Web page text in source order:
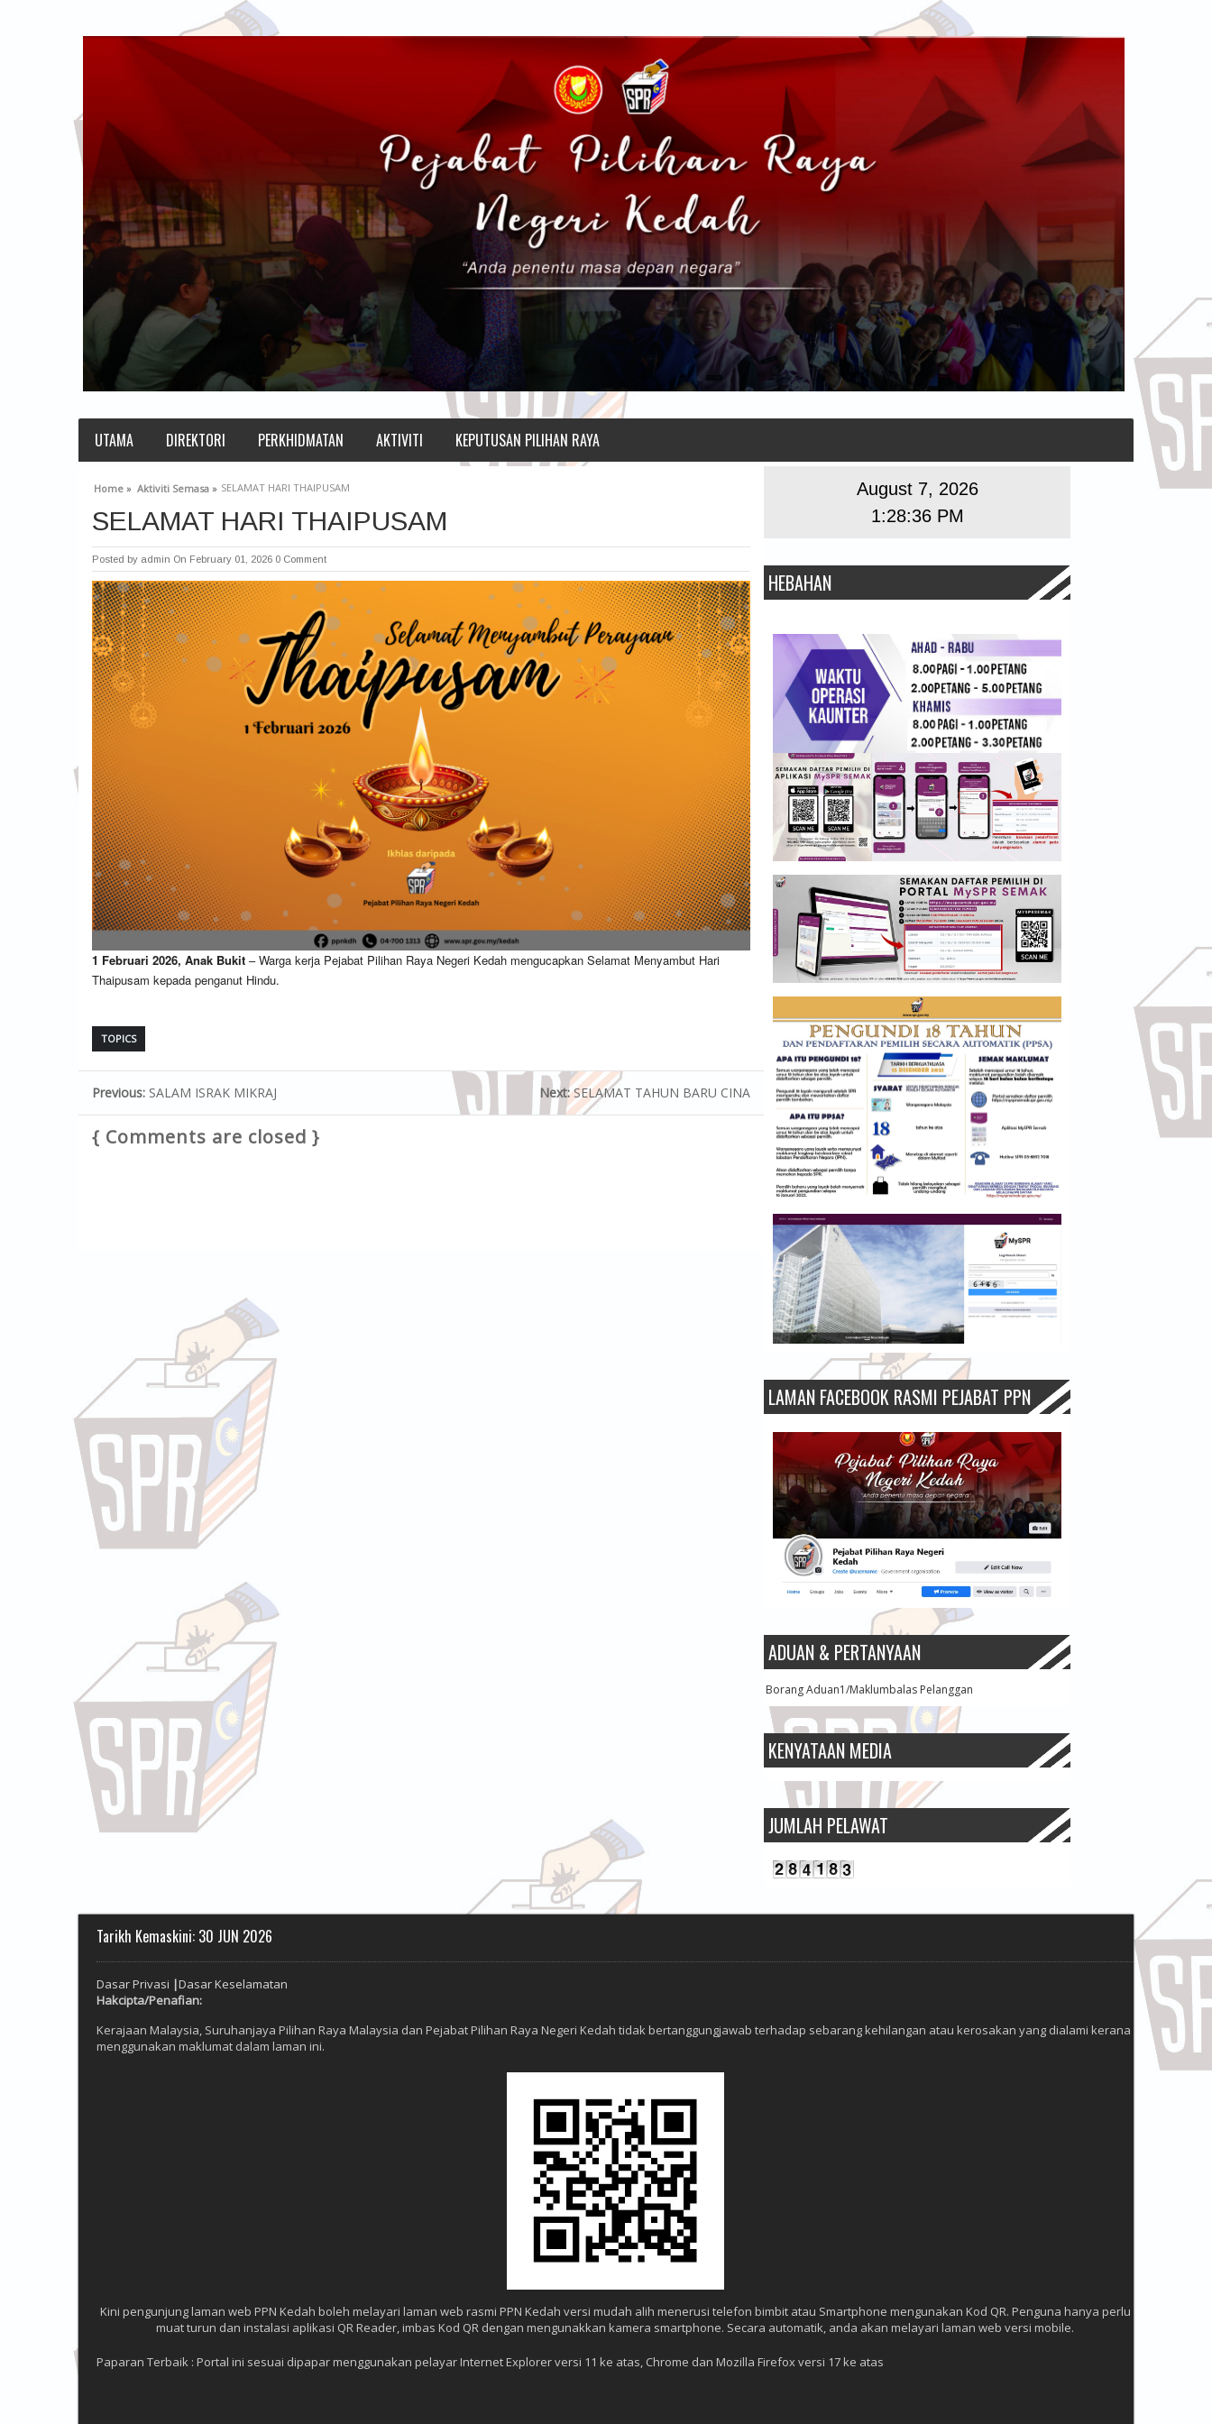
UTAMA DIREKTORI PERKHIDMATAN AKTIVITI KEPUTUSAN PILIHAN RAYA
Home » Aktiviti Semasa » SELAMAT HARI THAIPUSAM
SELAMAT HARI THAIPUSAM
Posted by admin On February 01, 2026 0 Comment
1 Februari 2026, Anak Bukit – Warga kerja Pejabat Pilihan Raya Negeri Kedah mengucapkan Selamat Menyambut Hari
Thaipusam kepada penganut Hindu.
TOPICS
Previous: SALAM ISRAK MIKRAJ Next:SELAMAT TAHUN BARU CINA
{ Comments are closed }
August 7, 2026
1:28:37 PM
HEBAHAN
LAMAN FACEBOOK RASMI PEJABAT PPN
KEDAH
ADUAN & PERTANYAAN
Borang Aduan1/Maklumbalas Pelanggan
KENYATAAN MEDIA
JUMLAH PELAWAT
Tarikh Kemaskini: 30 JUN 2026
Dasar Privasi |Dasar Keselamatan
Hakcipta/Penafian:
Kerajaan Malaysia, Suruhanjaya Pilihan Raya Malaysia dan Pejabat Pilihan Raya Negeri Kedah tidak bertanggungjawab terhadap sebarang kehilangan atau kerosakan yang dialami kerana
menggunakan maklumat dalam laman ini.
Kini pengunjung laman web PPN Kedah boleh melayari laman web rasmi PPN Kedah versi mudah alih menerusi telefon bimbit atau Smartphone mengunakan Kod QR. Penguna hanya perlu
muat turun dan instalasi aplikasi QR Reader, imbas Kod QR dengan mengunakkan kamera smartphone. Secara automatik, anda akan melayari laman web versi mobile.
Paparan Terbaik : Portal ini sesuai dipapar menggunakan pelayar Internet Explorer versi 11 ke atas, Chrome dan Mozilla Firefox versi 17 ke atas